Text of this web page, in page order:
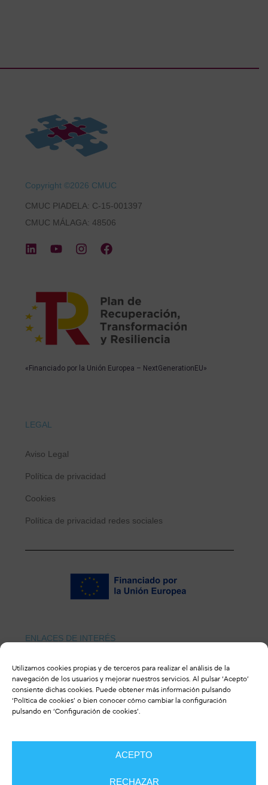
Utilizamos cookies propias y de terceros para realizar el análisis de la
navegación de los usuarios y mejorar nuestros servicios. Al pulsar ‘Acepto’
consiente dichas cookies. Puede obtener más información pulsando
‘Política de cookies’ o bien conocer cómo cambiar la configuración
pulsando en ‘Configuración de cookies’.
ACEPTO
RECHAZAR
Copyright ©2026 CMUC
CMUC PIADELA: C-15-001397
CMUC MÁLAGA: 48506
«Financiado por la Unión Europea – NextGenerationEU»
LEGAL
Aviso Legal
Política de privacidad
Cookies
Política de privacidad redes sociales
ENLACES DE INTERÉS
Revista ulceras.info
CONTACTO